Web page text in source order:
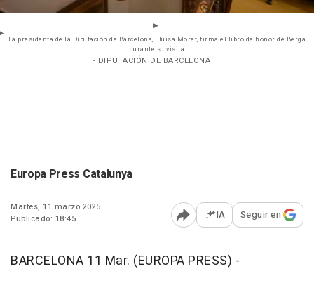
La presidenta de la Diputación de Barcelona, Lluïsa Moret, firma el libro de honor de Berga
durante su visita
- DIPUTACIÓN DE BARCELONA
Europa Press Catalunya
Martes, 11 marzo 2025
Publicado: 18:45
Abrir opciones para
IA Seguir en
BARCELONA 11 Mar. (EUROPA PRESS) -